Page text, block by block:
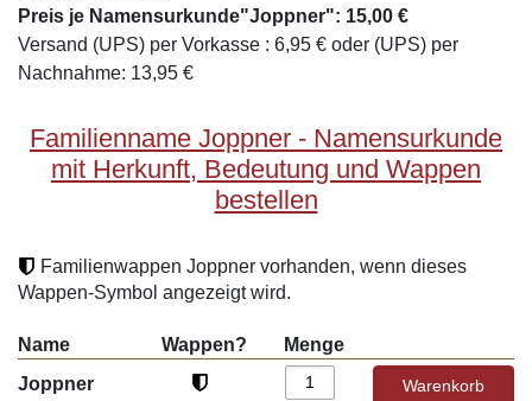
Preis je Namensurkunde"Joppner": 15,00 €
Versand (UPS) per Vorkasse : 6,95 € oder (UPS) per
Nachnahme: 13,95 €
Familienname Joppner - Namensurkunde
mit Herkunft, Bedeutung und Wappen
bestellen
Familienwappen Joppner vorhanden, wenn dieses
Wappen-Symbol angezeigt wird.
Name Wappen?
Menge
Joppner